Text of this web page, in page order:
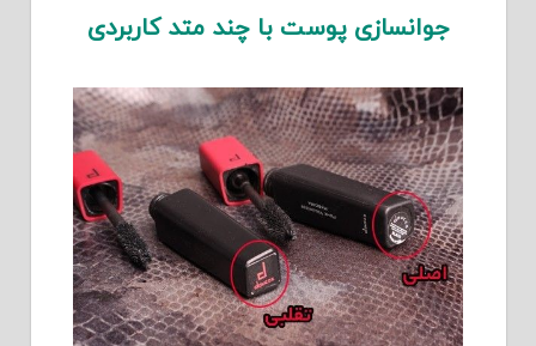
جوانسازی پوست با چند متد کاربردی